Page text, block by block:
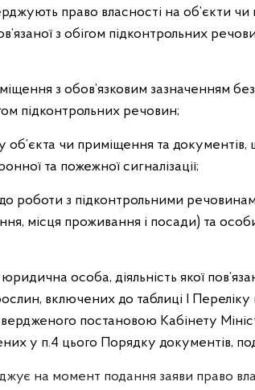
право власності на об’єкти
з обігом підконтрольних
з обов’язковим зазначенням
підконтрольних речовин;
об’єкта чи приміщення та
та пожежної сигналізації;
роботи з підконтрольними
місця проживання і посади) та особи
особа, діяльність якої
включених до таблиці І
постановою Кабінету
у п.4 цього Порядку документів,
на момент подання заяви право